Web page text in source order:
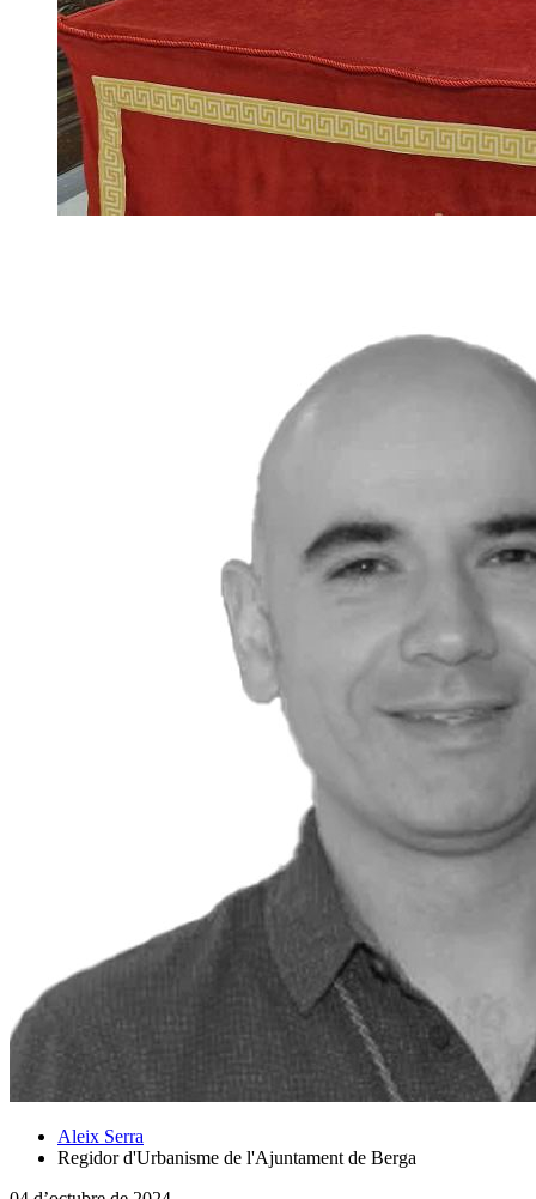
Aleix Serra
Regidor d'Urbanisme de l'Ajuntament de Berga